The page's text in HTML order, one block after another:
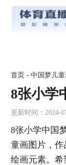
首页 -中国梦儿
8张小学
更新时间：2024-
8张小学中国
童画图片，作
绘画元素。